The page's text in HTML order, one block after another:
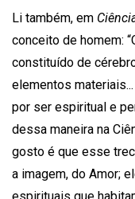
Li também, em
conceito de homem:
constituído de
elementos
por ser espiritual e
dessa maneira na
gosto é que esse
a imagem, do Amor;